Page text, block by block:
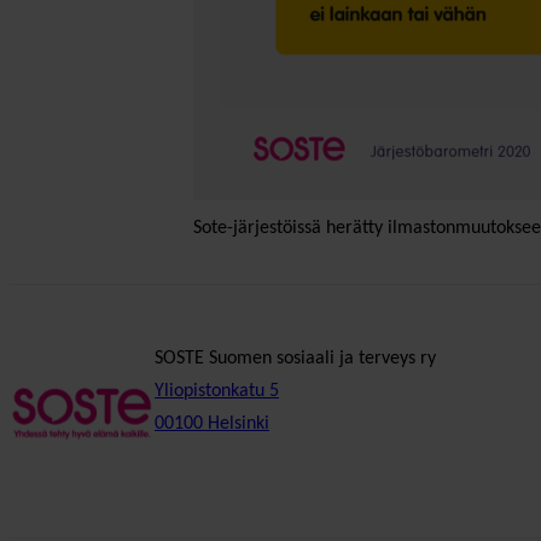
Sote-järjestöissä herätty
SOSTE Suomen sosiaali ja terveys ry
Yliopistonkatu 5
00100 Helsinki